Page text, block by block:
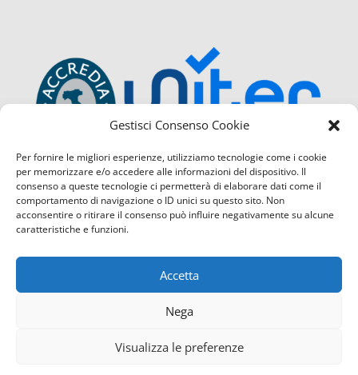
Gestisci Consenso Cookie
Per fornire le migliori esperienze, utilizziamo tecnologie come i cookie
per memorizzare e/o accedere alle informazioni del dispositivo. Il
consenso a queste tecnologie ci permetterà di elaborare dati come il
comportamento di navigazione o ID unici su questo sito. Non
acconsentire o ritirare il consenso può influire negativamente su alcune
caratteristiche e funzioni.
Accetta
Nega
Visualizza le preferenze
Confcommercio Cosenza é certificata con il Sistema di